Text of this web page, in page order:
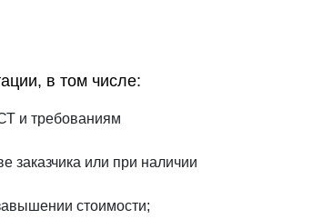
в том числе:
и требованиям
заказчика или при наличии
стоимости;